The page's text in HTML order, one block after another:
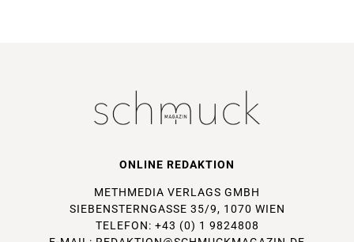
ONLINE REDAKTION
METHMEDIA VERLAGS GMBH
SIEBENSTERNGASSE 35/9, 1070 WIEN
TELEFON: +43 (0) 1 9824808